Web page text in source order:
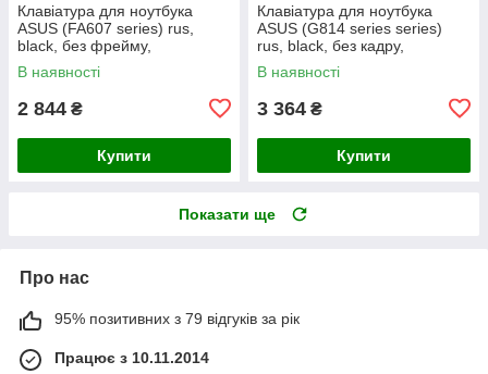
Клавіатура для ноутбука
ASUS (FA607 series) rus,
black, без фрейму,
підсвічування клавіш (RGB)
В наявності
2 844 ₴
Купити
Клавіатура для ноутбука
ASUS (G814 series series)
rus, black, без кадру,
підсвічування клавіш (RGB 4)
В наявності
3 364 ₴
Купити
Показати ще
Про нас
95% позитивних з 79 відгуків за рік
Працює з 10.11.2014